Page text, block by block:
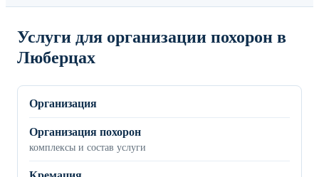
Услуги для организации похорон в
Люберцах
Организация
Организация похорон
комплексы и состав услуги